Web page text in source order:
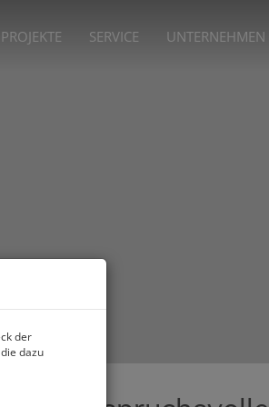
PROJEKTE SERVICE UNTERNEHMEN
der
dazu